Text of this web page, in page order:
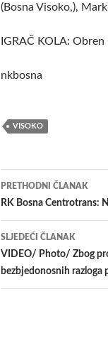
(Bosna Visoko,),
IGRAČ KOLA:
nkbosna
VISOKO
Navigacija
članaka
PRETHODNI ČLANAK
RK Bosna Centrotrans:
SLJEDEĆI ČLANAK
VIDEO/ Photo/ Zbog
bezbjedonosnih